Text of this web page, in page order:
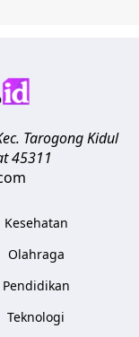
Tarogong Kidul
45311
Kesehatan
Olahraga
Pendidikan
Teknologi